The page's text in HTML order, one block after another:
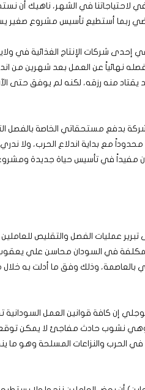
لاحتياجاتنا في الشهر، ناهيك أن
ربما أستطيع تأسيس مشروع صغير
إحدى شركات الإنتاج الغذائية في
نهائياً عن العمل بعد شهرين من
يقتاد منه رزقه، لكنه لم يوفق حتى
مع بداية اندلاع الحرب، ولا
مفيداً في تأسيس حياة جديدة
عمليات الفصل والتقليص
بالعاصمة، وذلك وفق ما أدلت
إن كافة قوانين العمل السودانية
وهي نشوب حادث مفاجئ لا يمكن
في الحرب والنزاعات المسلحة وهو ما